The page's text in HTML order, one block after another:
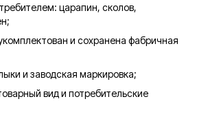
царапин, сколов,
и сохранена фабричная
и заводская маркировка;
вид и потребительские